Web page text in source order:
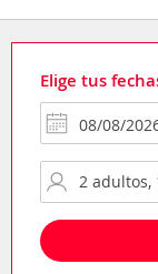
Elige tus